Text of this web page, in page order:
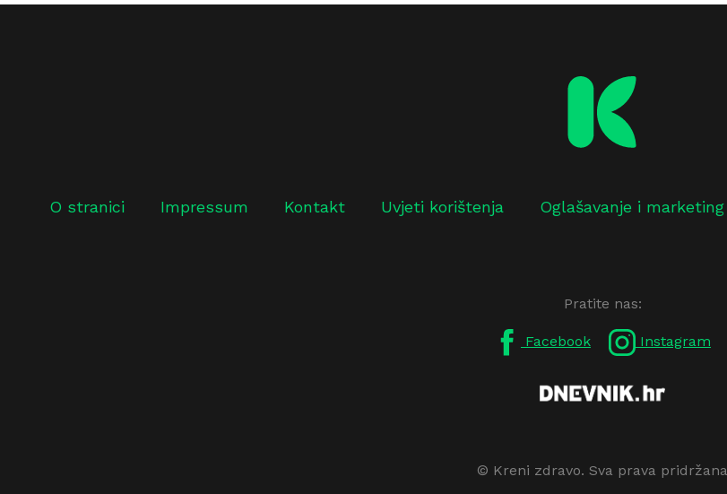
O stranici Impressum Kontakt Uvjeti korištenja Oglašavanje i marketing
Pratite nas:
Facebook Instagram
© Kreni zdravo. Sva prava pridržana